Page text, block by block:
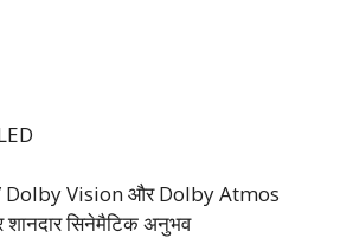
Dolby Vision और Dolby Atmos
शानदार सिनेमैटिक अनुभव